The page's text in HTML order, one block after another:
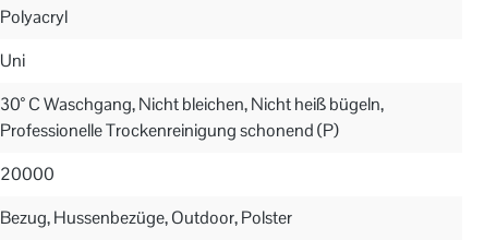
Polyacryl
Uni
30° C Waschgang, Nicht bleichen, Nicht heiß bügeln,
Professionelle Trockenreinigung schonend (P)
20000
Bezug, Hussenbezüge, Outdoor, Polster